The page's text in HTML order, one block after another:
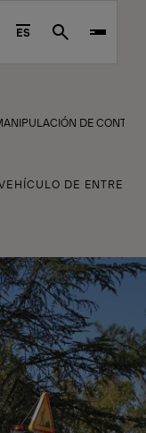
ES Search
DE
DE ENTRE